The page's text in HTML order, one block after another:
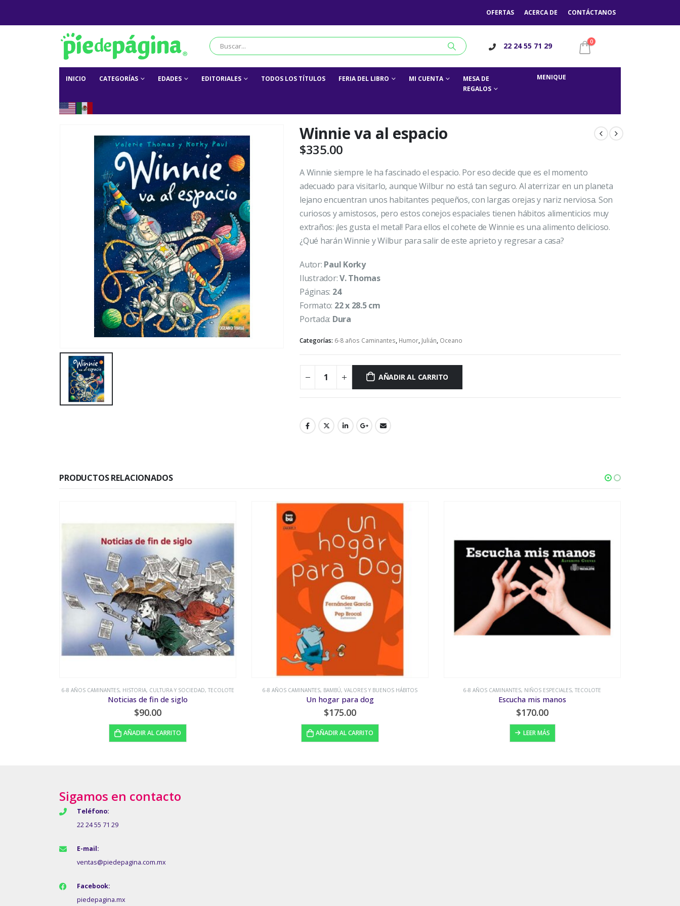
OFERTAS ACERCA DE CONTÁCTANOS
22 24 55 71 29 0
INICIO CATEGORÍAS EDADES EDITORIALES TODOS LOS TÍTULOS FERIA DEL LIBRO MI CUENTA
MESA DE
REGALOS
MENIQUE
Winnie va al espacio
$335.00
A Winnie siempre le ha fascinado el espacio. Por eso decide que es el momento
adecuado para visitarlo, aunque Wilbur no está tan seguro. Al aterrizar en un planeta
lejano encuentran unos habitantes pequeños, con largas orejas y nariz nerviosa. Son
curiosos y amistosos, pero estos conejos espaciales tienen hábitos alimenticios muy
extraños: ¡les gusta el metal! Para ellos el cohete de Winnie es una alimento delicioso.
¿Qué harán Winnie y Wilbur para salir de este aprieto y regresar a casa?
Autor: Paul Korky
Ilustrador:V. Thomas
Páginas: 24
Formato: 22 x 28.5 cm
Portada: Dura
Categorías: 6-8 años Caminantes, Humor, Julián, Oceano
AÑADIR AL CARRITO
PRODUCTOS RELACIONADOS
TECOLOTE 6-8 AÑOS CAMINANTES,BAMBÚ, VALORES Y BUENOS HÁBITOS
Un hogar para dog
$175.00
AÑADIR AL CARRITO
6-8 AÑOS CAMINANTES,NIÑOS ESPECIALES,TECOLOTE
Escucha mis manos
$170.00
LEER MÁS
6-8 AÑOS CAMINANTES,HISTORIA, CULTURA Y SOCIEDAD
Doña Josefa y sus conspiraciones
$90.00
AÑADIR AL CARRITO
Sigamos en contacto
Teléfono:
22 24 55 71 29
E-mail:
ventas@piedepagina.com.mx
Facebook:
piedepagina.mx